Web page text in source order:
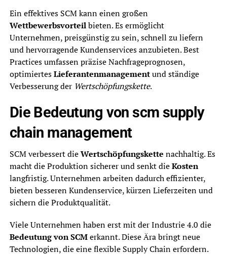
Ein effektives SCM kann einen großen
Wettbewerbsvorteilbieten. Es ermöglicht
Unternehmen, preisgünstig zu sein, schnell zu liefern
und hervorragende Kundenservices anzubieten. Best
Practices umfassen präzise Nachfrageprognosen,
optimiertesLieferantenmanagementund ständige
Verbesserung der Wertschöpfungskette.
Die Bedeutung von scm supply
chain management
SCM verbessert dieWertschöpfungskette nachhaltig. Es
macht die Produktion sicherer und senkt dieKosten
langfristig. Unternehmen arbeiten dadurch effizienter,
bieten besseren Kundenservice, kürzen Lieferzeiten und
sichern die Produktqualität.
Viele Unternehmen haben erst mit der Industrie 4.0 die
Bedeutung von SCMerkannt. Diese Ära bringt neue
Technologien, die eine flexible Supply Chain erfordern.